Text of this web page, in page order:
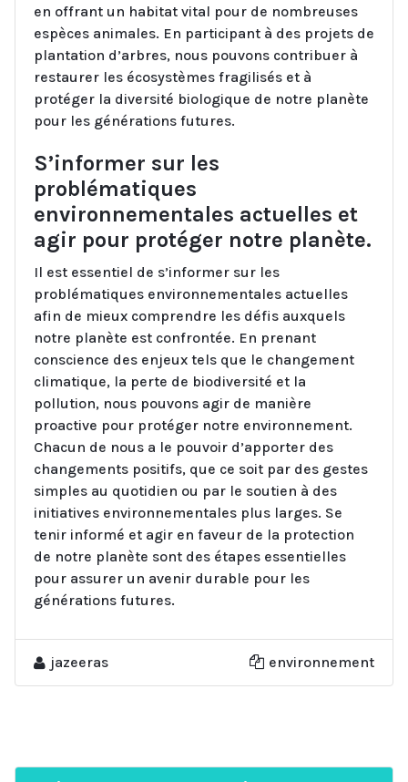
en offrant un habitat vital pour de nombreuses
espèces animales. En participant à des projets de
plantation d’arbres, nous pouvons contribuer à
restaurer les écosystèmes fragilisés et à
protéger la diversité biologique de notre planète
pour les générations futures.
S’informer sur les
problématiques
environnementales actuelles et
agir pour protéger notre planète.
Il est essentiel de s’informer sur les
problématiques environnementales actuelles
afin de mieux comprendre les défis auxquels
notre planète est confrontée. En prenant
conscience des enjeux tels que le changement
climatique, la perte de biodiversité et la
pollution, nous pouvons agir de manière
proactive pour protéger notre environnement.
Chacun de nous a le pouvoir d’apporter des
changements positifs, que ce soit par des gestes
simples au quotidien ou par le soutien à des
initiatives environnementales plus larges. Se
tenir informé et agir en faveur de la protection
de notre planète sont des étapes essentielles
pour assurer un avenir durable pour les
générations futures.
jazeeras environnement